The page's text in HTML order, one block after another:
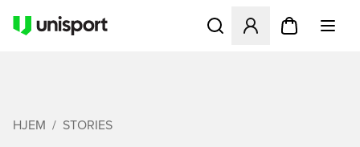
Åbner en Modal til at
HJEM STORIES